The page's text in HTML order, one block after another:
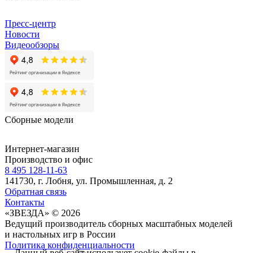
Пресс-центр
Новости
Видеообзоры
Сборные модели
Интернет-магазин
Производство и офис
8 495 128-11-63
141730, г. Лобня, ул. Промышленная, д. 2
Обратная связь
Контакты
«ЗВЕЗДА» © 2026
Ведущий производитель сборных масштабных моделей
и настольных игр в России
Политика конфиденциальности